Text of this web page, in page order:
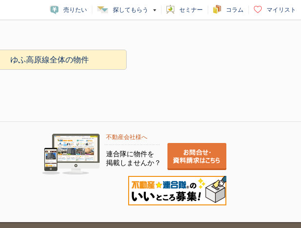
売りたい 探してもらう セミナー コラム マイリスト
ゆふ高原線全体の物件
不動産会社様へ
連合隊に物件を
掲載しませんか？